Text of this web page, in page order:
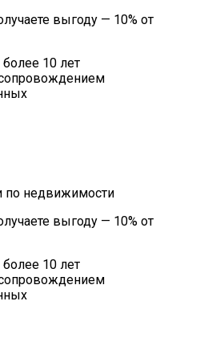
выгоду — 10% от
10 лет
по недвижимости
выгоду — 10% от
10 лет